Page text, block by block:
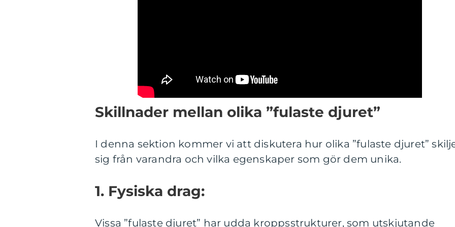
Skillnader mellan olika ”fulaste djuret”
I denna sektion kommer vi att diskutera hur olika ”fulaste djuret”
sig från varandra och vilka egenskaper som gör dem unika.
1. Fysiska drag:
Vissa ”fulaste djuret” har udda kroppsstrukturer, som utskjutande